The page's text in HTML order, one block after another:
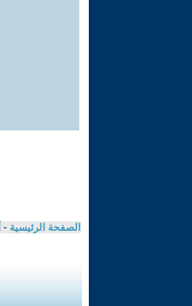
الصفحة الرئيسية -